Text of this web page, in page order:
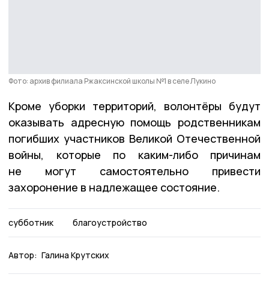
Фото: архив филиала Ржаксинской школы №1 в селе Лукино
Кроме уборки территорий, волонтёры будут
оказывать адресную помощь родственникам
погибших участников Великой Отечественной
войны, которые по каким-либо причинам
не могут самостоятельно привести
захоронение в надлежащее состояние.
субботник благоустройство
Автор: Галина Крутских